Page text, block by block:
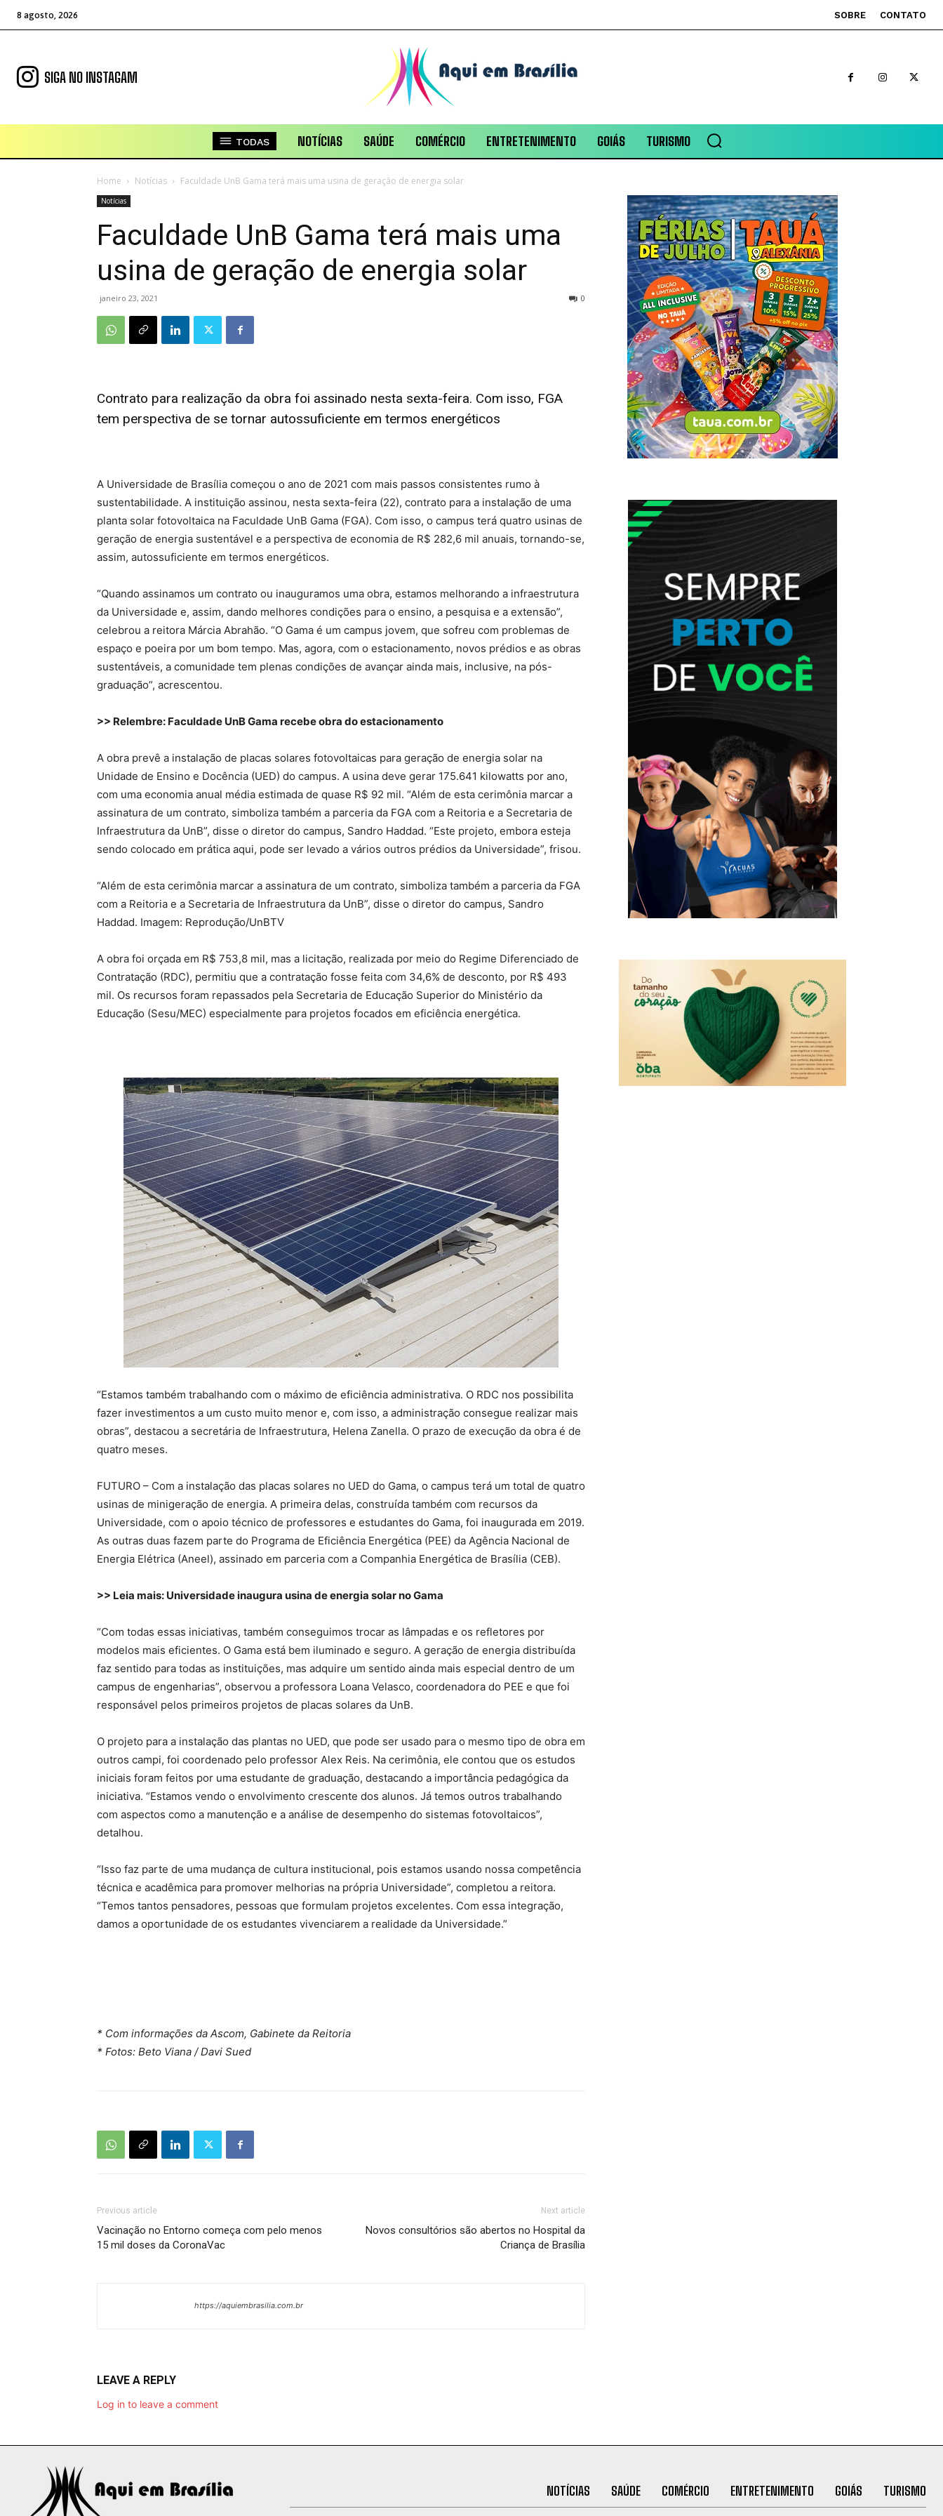
8 agosto, 2026 SOBRE CONTATO
SIGA NO INSTAGAM
TODAS NOTÍCIAS SAÚDE COMÉRCIO ENTRETENIMENTO GOIÁS TURISMO
Home Notícias Faculdade UnB Gama terá mais uma usina de geração de energia solar
Notícias
Faculdade UnB Gama terá mais uma
usina de geração de energia solar
janeiro 23, 2021 0
Contrato para realização da obra foi assinado nesta sexta-feira. Com isso, FGA
tem perspectiva de se tornar autossuficiente em termos energéticos
A Universidade de Brasília começou o ano de 2021 com mais passos consistentes rumo à
sustentabilidade. A instituição assinou, nesta sexta-feira (22), contrato para a instalação de uma
planta solar fotovoltaica na Faculdade UnB Gama (FGA). Com isso, o campus terá quatro usinas de
geração de energia sustentável e a perspectiva de economia de R$ 282,6 mil anuais, tornando-se,
assim, autossuficiente em termos energéticos.
“Quando assinamos um contrato ou inauguramos uma obra, estamos melhorando a infraestrutura
da Universidade e, assim, dando melhores condições para o ensino, a pesquisa e a extensão”,
celebrou a reitora Márcia Abrahão. “O Gama é um campus jovem, que sofreu com problemas de
espaço e poeira por um bom tempo. Mas, agora, com o estacionamento, novos prédios e as obras
sustentáveis, a comunidade tem plenas condições de avançar ainda mais, inclusive, na pós-
graduação”, acrescentou.
>> Relembre: Faculdade UnB Gama recebe obra do estacionamento
A obra prevê a instalação de placas solares fotovoltaicas para geração de energia solar na
Unidade de Ensino e Docência (UED) do campus. A usina deve gerar 175.641 kilowatts por ano,
com uma economia anual média estimada de quase R$ 92 mil. “Além de esta cerimônia marcar a
assinatura de um contrato, simboliza também a parceria da FGA com a Reitoria e a Secretaria de
Infraestrutura da UnB”, disse o diretor do campus, Sandro Haddad. “Este projeto, embora esteja
sendo colocado em prática aqui, pode ser levado a vários outros prédios da Universidade”, frisou.
“Além de esta cerimônia marcar a assinatura de um contrato, simboliza também a parceria da FGA
com a Reitoria e a Secretaria de Infraestrutura da UnB”, disse o diretor do campus, Sandro
Haddad. Imagem: Reprodução/UnBTV
A obra foi orçada em R$ 753,8 mil, mas a licitação, realizada por meio do Regime Diferenciado de
Contratação (RDC), permitiu que a contratação fosse feita com 34,6% de desconto, por R$ 493
mil. Os recursos foram repassados pela Secretaria de Educação Superior do Ministério da
Educação (Sesu/MEC) especialmente para projetos focados em eficiência energética.
“Estamos também trabalhando com o máximo de eficiência administrativa. O RDC nos possibilita
fazer investimentos a um custo muito menor e, com isso, a administração consegue realizar mais
obras”, destacou a secretária de Infraestrutura, Helena Zanella. O prazo de execução da obra é de
quatro meses.
FUTURO – Com a instalação das placas solares no UED do Gama, o campus terá um total de quatro
usinas de minigeração de energia. A primeira delas, construída também com recursos da
Universidade, com o apoio técnico de professores e estudantes do Gama, foi inaugurada em 2019.
As outras duas fazem parte do Programa de Eficiência Energética (PEE) da Agência Nacional de
Energia Elétrica (Aneel), assinado em parceria com a Companhia Energética de Brasília (CEB).
>> Leia mais: Universidade inaugura usina de energia solar no Gama
“Com todas essas iniciativas, também conseguimos trocar as lâmpadas e os refletores por
modelos mais eficientes. O Gama está bem iluminado e seguro. A geração de energia distribuída
faz sentido para todas as instituições, mas adquire um sentido ainda mais especial dentro de um
campus de engenharias”, observou a professora Loana Velasco, coordenadora do PEE e que foi
responsável pelos primeiros projetos de placas solares da UnB.
O projeto para a instalação das plantas no UED, que pode ser usado para o mesmo tipo de obra em
outros campi, foi coordenado pelo professor Alex Reis. Na cerimônia, ele contou que os estudos
iniciais foram feitos por uma estudante de graduação, destacando a importância pedagógica da
iniciativa. “Estamos vendo o envolvimento crescente dos alunos. Já temos outros trabalhando
com aspectos como a manutenção e a análise de desempenho do sistemas fotovoltaicos”,
detalhou.
“Isso faz parte de uma mudança de cultura institucional, pois estamos usando nossa competência
técnica e acadêmica para promover melhorias na própria Universidade”, completou a reitora.
“Temos tantos pensadores, pessoas que formulam projetos excelentes. Com essa integração,
damos a oportunidade de os estudantes vivenciarem a realidade da Universidade.”
* Com informações da Ascom, Gabinete da Reitoria
* Fotos: Beto Viana / Davi Sued
Previous article
Vacinação no Entorno começa com pelo menos
15 mil doses da CoronaVac
Next article
Novos consultórios são abertos no Hospital da
Criança de Brasília
https://aquiembrasilia.com.br
LEAVE A REPLY
Log in to leave a comment
NOTÍCIAS SAÚDE COMÉRCIO ENTRETENIMENTO GOIÁS TURISMO